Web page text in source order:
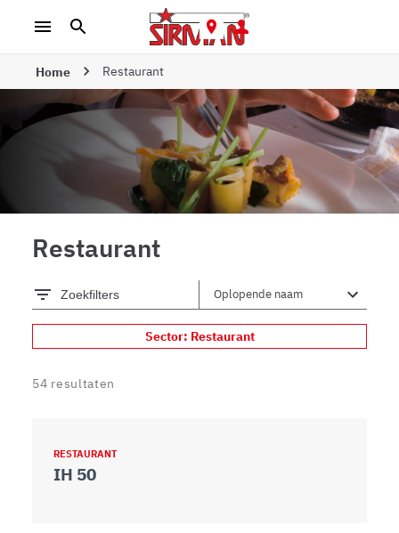
Home Restaurant
Restaurant
Zoekfilters
Sector: Restaurant
54 resultaten
RESTAURANT
IH 50